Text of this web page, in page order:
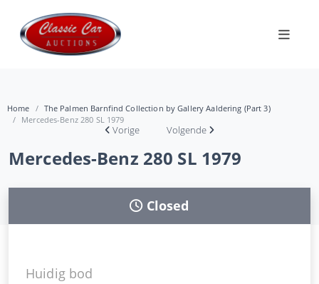
Home
The Palmen Barnfind Collection by Gallery Aaldering (Part 3)
Mercedes-Benz 280 SL 1979
Vorige Volgende
Mercedes-Benz 280 SL 1979
Closed
Huidig bod